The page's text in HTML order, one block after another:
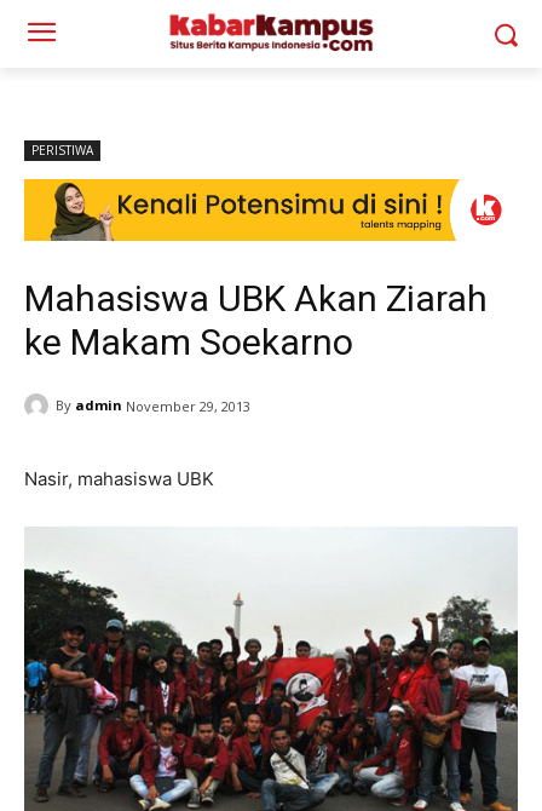
PERISTIWA
Mahasiswa UBK Akan Ziarah
ke Makam Soekarno
By admin November 29, 2013
Nasir, mahasiswa UBK